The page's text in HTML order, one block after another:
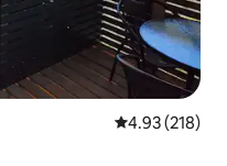
Calificación
4.93 (218)